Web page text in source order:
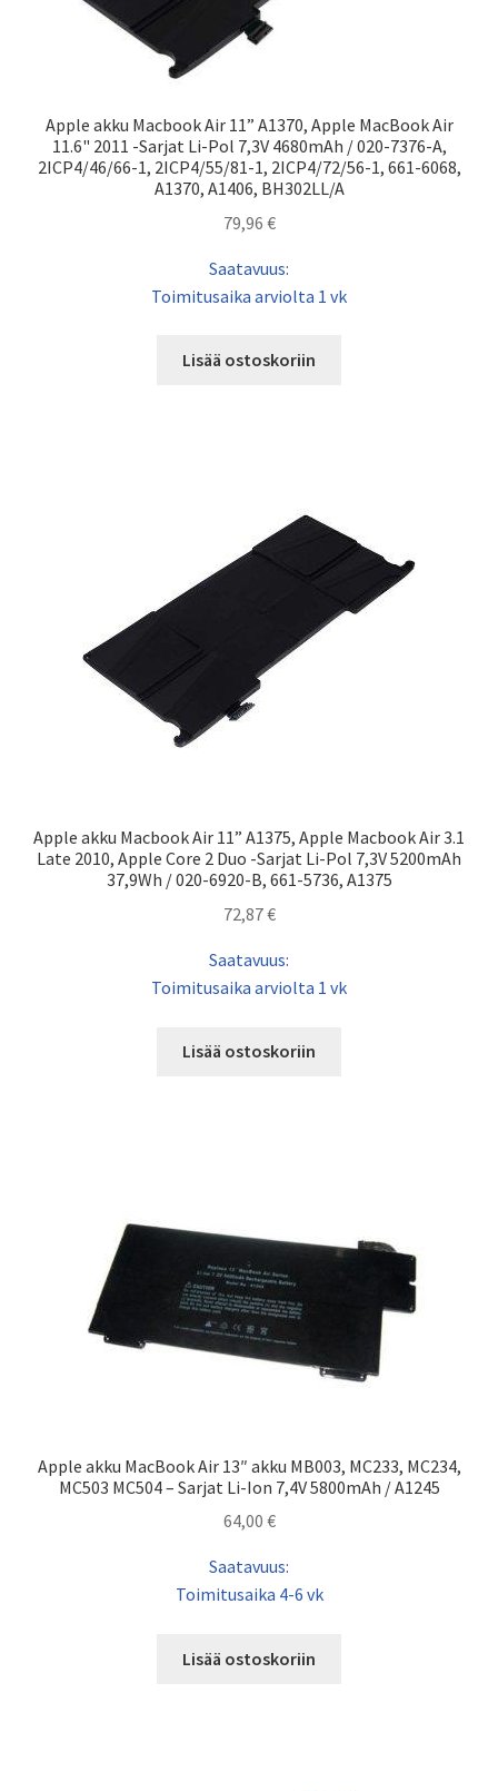
Apple akku Macbook Air 11” A1370, Apple MacBook Air
11.6" 2011 -Sarjat Li-Pol 7,3V 4680mAh / 020-7376-A,
2ICP4/46/66-1, 2ICP4/55/81-1, 2ICP4/72/56-1, 661-6068,
A1370, A1406, BH302LL/A
79,96 €
Saatavuus:
Toimitusaika arviolta 1 vk
Lisää ostoskoriin
Apple akku Macbook Air 11” A1375, Apple Macbook Air 3.1
Late 2010, Apple Core 2 Duo -Sarjat Li-Pol 7,3V 5200mAh
37,9Wh / 020-6920-B, 661-5736, A1375
72,87€
Saatavuus:
Toimitusaika arviolta 1 vk
Lisää ostoskoriin
Apple akku MacBook Air 13″ akku MB003, MC233, MC234,
MC503 MC504 – Sarjat Li-Ion 7,4V 5800mAh / A1245
64,00 €
Saatavuus:
Toimitusaika 4-6 vk
Lisää ostoskoriin